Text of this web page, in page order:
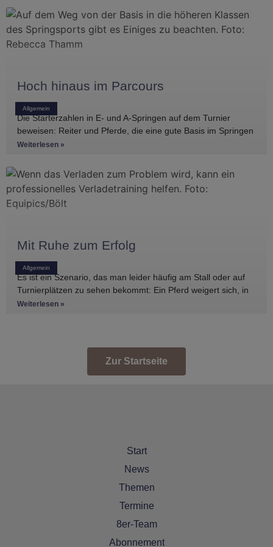
Allgemein
Hoch hinaus im Parcours
Die Starterzahlen in E- und A-Springen auf dem Turnier
beweisen: Reiter und Pferde, die eine gute Basis im Springen
haben, gibt es
Weiterlesen »
Allgemein
Mit Ruhe zum Erfolg
Es ist ein Szenario, das man leider häufig am Stall oder auf
Turnierplätzen zu sehen bekommt: Ein Pferd weigert sich, in
den Anhänger zu
Weiterlesen »
Zur Startseite
Start
News
Themen
Termine
8er-Team
Abonnement